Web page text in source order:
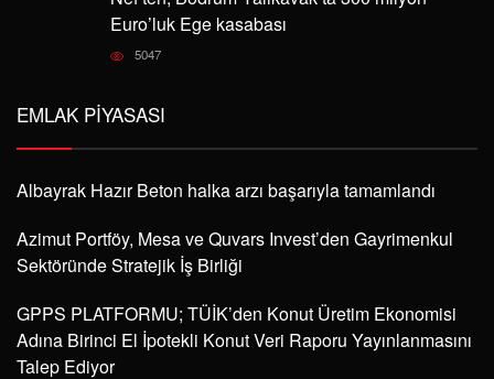
Euro’luk Ege kasabası
5047
EMLAK PIYASASI
Albayrak Hazır Beton halka arzı başarıyla tamamlandı
Azimut Portföy, Mesa ve Quvars Invest’den Gayrimenkul
Sektöründe Stratejik İş Birliği
GPPS PLATFORMU; TÜİK’den Konut Üretim Ekonomisi
Adına Birinci El İpotekli Konut Veri Raporu Yayınlanmasını
Talep Ediyor